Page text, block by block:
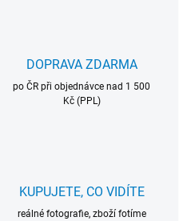
DOPRAVA ZDARMA
po ČR při objednávce nad 1 500
Kč (PPL)
KUPUJETE, CO VIDÍTE
reálné fotografie, zboží fotíme